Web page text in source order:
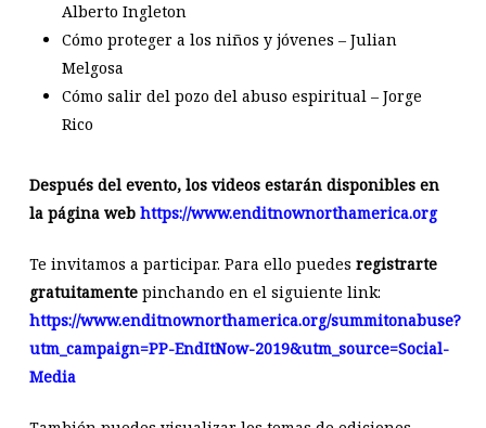
Alberto Ingleton
Cómo proteger a los niños y jóvenes – Julian
Melgosa
Cómo salir del pozo del abuso espiritual – Jorge
Rico
Después del evento, los videos estarán disponibles en
la página web https://www.enditnownorthamerica.org
Te invitamos a participar. Para ello puedes registrarte
gratuitamentepinchando en el siguiente link:
https://www.enditnownorthamerica.org/summitonabuse?
utm_campaign=PP-EndItNow-2019&utm_source=Social-
Media